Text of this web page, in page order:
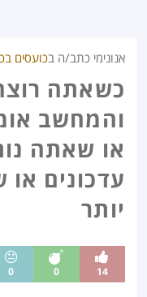
אנונימי כתב/ה בכועסים
כשאתה
והמחשב
או שאתה
עדכונים
יותר
14
0
0